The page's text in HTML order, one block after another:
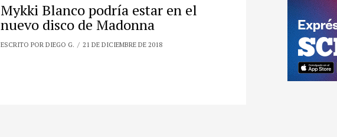
Mykki Blanco podría estar en el
nuevo disco de Madonna
ESCRITO POR DIEGO G. 21 DE DICIEMBRE DE 2018